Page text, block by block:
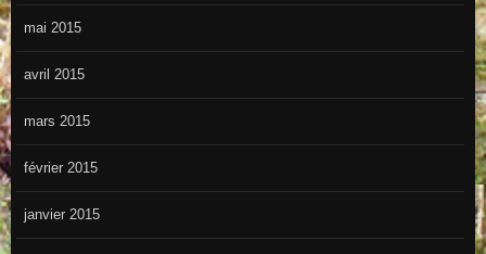
mai 2015
avril 2015
mars 2015
février 2015
janvier 2015